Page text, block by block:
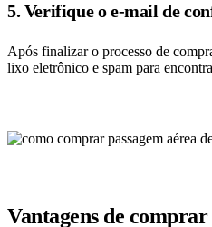
5. Verifique o e-mail de
Após finalizar o processo de
lixo eletrônico e spam para
Vantagens de